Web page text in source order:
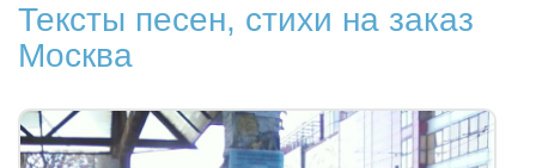
Тексты песен, стихи на заказ
Москва